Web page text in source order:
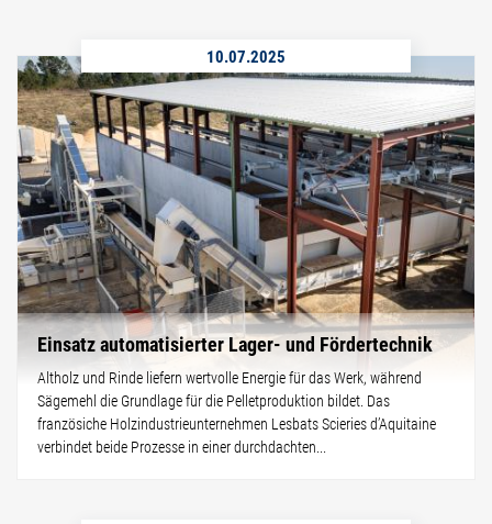
10.07.2025
Einsatz automatisierter Lager- und Fördertechnik
Altholz und Rinde liefern wertvolle Energie für das Werk, während
Sägemehl die Grundlage für die Pelletproduktion bildet. Das
französiche Holzindustrieunternehmen Lesbats Scieries d’Aquitaine
verbindet beide Prozesse in einer durchdachten...